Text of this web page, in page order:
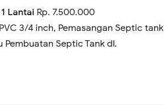
Lantai Rp. 7.500.000
3/4 inch, Pemasangan Septic tank
Pembuatan Septic Tank dl.